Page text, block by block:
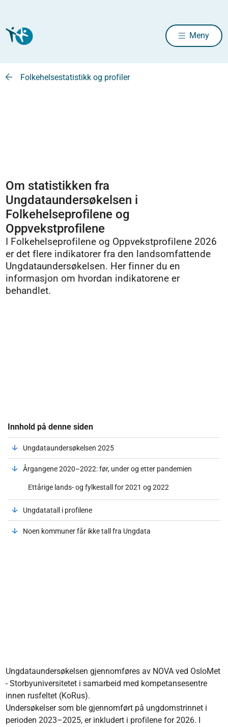
Meny
Folkehelsestatistikk og profiler
Om statistikken fra
Ungdataundersøkelsen i
Folkehelseprofilene og
Oppvekstprofilene
I Folkehelseprofilene og Oppvekstprofilene 2026
er det flere indikatorer fra den landsomfattende
Ungdataundersøkelsen. Her finner du en
informasjon om hvordan indikatorene er
behandlet.
Innhold på denne siden
Ungdataundersøkelsen 2025
Årgangene 2020–2022: før, under og etter pandemien
Ettårige lands- og fylkestall for 2021 og 2022
Ungdatatall i profilene
Noen kommuner får ikke tall fra Ungdata
Ungdataundersøkelsen gjennomføres av NOVA ved OsloMet
- Storbyuniversitetet i samarbeid med kompetansesentre
innen rusfeltet (KoRus).
Undersøkelser som ble gjennomført på ungdomstrinnet i
perioden 2023–2025, er inkludert i profilene for 2026. I